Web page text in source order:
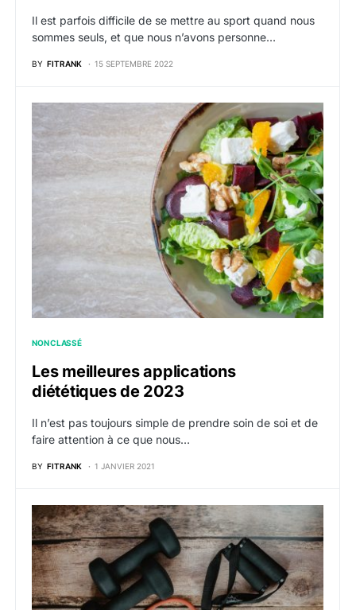
Il est parfois difficile de se mettre au sport quand nous
sommes seuls, et que nous n’avons personne…
BY FITRANK 15 SEPTEMBRE 2022
NON CLASSÉ
Les meilleures applications
diététiques de 2023
Il n’est pas toujours simple de prendre soin de soi et de
faire attention à ce que nous…
BY FITRANK 1 JANVIER 2021